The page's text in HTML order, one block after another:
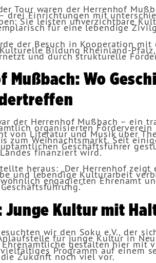
Tour waren der Herrenhof
drei Einrichtungen mit
Sie leisten unverzichtbare
für eine lebendige
der Besuch in Kooperation mit
Bildung Rheinland-
und durch strukturelle
Mußbach: Wo
der Herrenhof Mußbach – ein
organisierten Förderverein
von Literatur und Musik über
zum Weihnachtsmarkt. Seit
Geschäftsführer
finanziert wird.
heraus: „Der Herrenhof
und lebendige Kulturarbeit
engagierten Ehrenamt
Junge Kultur mit
wir den Soku e.V., der
für junge Kultur in
gestalten hier mit
Programm auf einem
Zukunft noch viel vor.